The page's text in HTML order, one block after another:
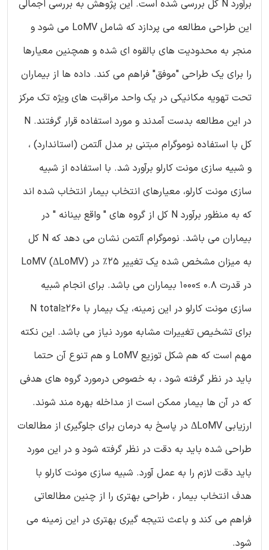
برآورد N کل بررسی شده است. این پژوهش به بررسی اجمالی
این طراحی مطالعه می پردازد که شامل LoMV می شود و
منجر به محدودیت های بالقوه ای شده و همچنین معیارها
را برای یک طراحی "موفق" فراهم می کند. داده ها از بیماران
تحت تهویه مکانیکی در یک واحد مراقبت های ویژه تک مرکز
در این مطالعه بدست آمدند و مورد استفاده قرار گرفتند. N
کل با استفاده نوموگرام مبتنی بر مدل آلتمن (استاندارد) ،
و شبیه سازی مونت کارلو برآورد شد. با استفاده از شبیه
سازی مونت کارلو، معیارهای انتخاب بیمار انتخاب شده اند
که به منظور برآورد N کل از گروه های " واقع بینانه " در
بیماران می باشد. نوموگرام آلتمن نشان می دهد که N کل
به میزان مشخص شده یک تغییر 25٪ در LoMV (ΔLoMV)
در قدرت 0.8 ≥1000 بیماران می باشد. برای انجام شبیه
سازی مونت کارلو در این زمینه، یک بیمار با N total≥260
برای تشخیص تغییرات مشابه مورد نیاز می باشد. این نکته
مهم است که هم شکل توزیع LoMV و هم تنوع آن حتما
باید در نظر گرفته شود ، به خصوص درمورد گروه های هدفی
که در آن ها بیمار ممکن است از مداخله بهره مند شوند.
ارزیابی ΔLoMV در پاسخ به درمان برای جلوگیری از مطالعات
طراحی شده باید به دقت در نظر گرفته شود و در این مورد
باید دقت لازم را به عمل آورد. شبیه سازی مونت کارلو با
هدف انتخاب بیمار ، طراحی بهتری را از چنین مطالعاتی
فراهم می کند و باعث نتیجه گیری بهتری در این زمینه می
شود.